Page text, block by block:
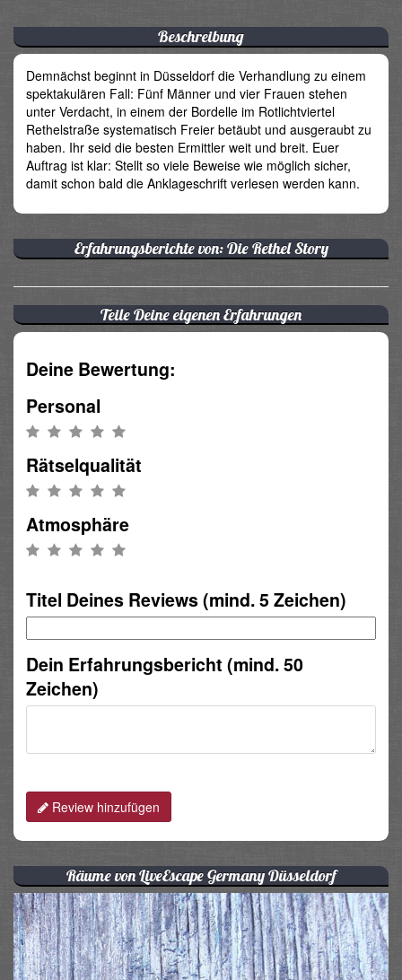
Beschreibung
Demnächst beginnt in Düsseldorf die Verhandlung zu einem
spektakulären Fall: Fünf Männer und vier Frauen stehen
unter Verdacht, in einem der Bordelle im Rotlichtviertel
Rethelstraße systematisch Freier betäubt und ausgeraubt zu
haben. Ihr seid die besten Ermittler weit und breit. Euer
Auftrag ist klar: Stellt so viele Beweise wie möglich sicher,
damit schon bald die Anklageschrift verlesen werden kann.
Erfahrungsberichte von: Die Rethel Story
Teile Deine eigenen Erfahrungen
Deine Bewertung:
Personal
Rätselqualität
Atmosphäre
Titel Deines Reviews (mind. 5 Zeichen)
Dein Erfahrungsbericht (mind. 50
Zeichen)
Review hinzufügen
Räume von LiveEscape Germany Düsseldorf